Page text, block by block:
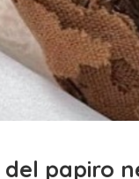
del papiro